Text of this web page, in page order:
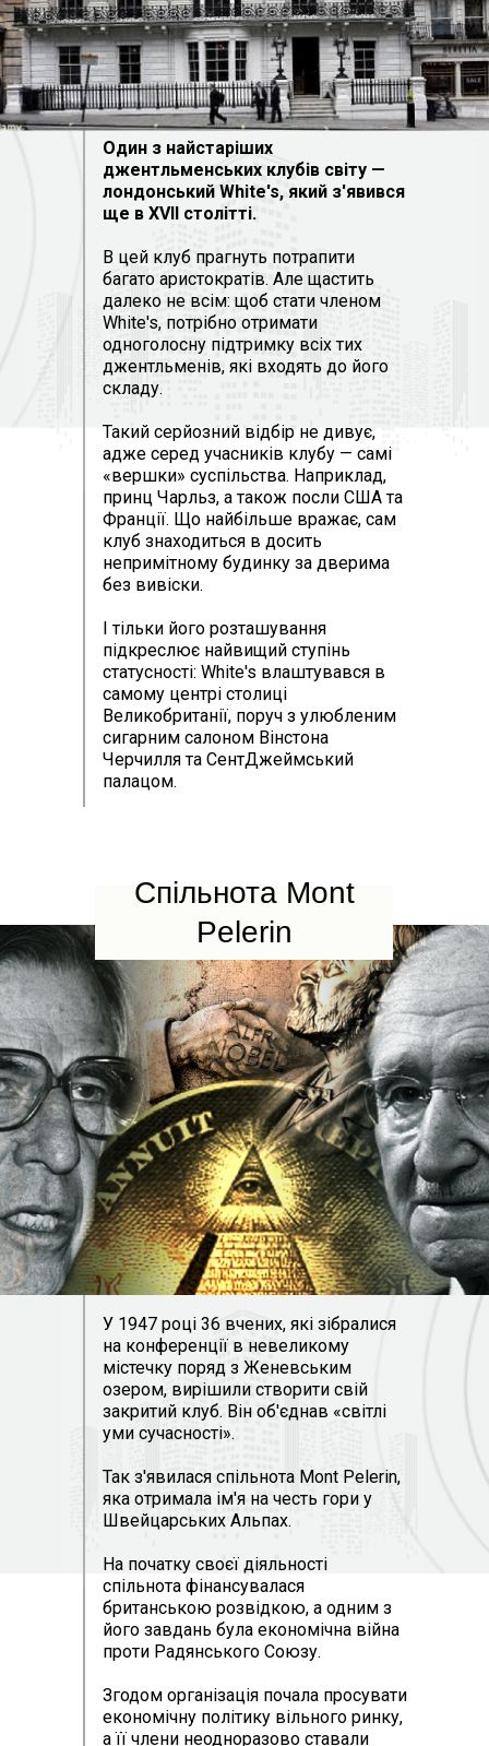
Один з найстаріших
джентльменських клубів світу —
лондонський White's, який з'явився
ще в XVII столітті.
В цей клуб прагнуть потрапити
багато аристократів. Але щастить
далеко не всім: щоб стати членом
White's, потрібно отримати
одноголосну підтримку всіх тих
джентльменів, які входять до його
складу.
Такий серйозний відбір не дивує,
адже серед учасників клубу — самі
«вершки» суспільства. Наприклад,
принц Чарльз, а також посли США та
Франції. Що найбільше вражає, сам
клуб знаходиться в досить
непримітному будинку за дверима
без вивіски.
І тільки його розташування
підкреслює найвищий ступінь
статусності: White's влаштувався в
самому центрі столиці
Великобританії, поруч з улюбленим
сигарним салоном Вінстона
Черчилля та СентДжеймський
палацом.
У 1947 році 36 вчених, які зібралися
на конференції в невеликому
містечку поряд з Женевським
озером, вирішили створити свій
закритий клуб. Він об'єднав «світлі
уми сучасності».
Так з'явилася спільнота Mont Pelerin,
яка отримала ім'я на честь гори у
Швейцарських Альпах.
На початку своєї діяльності
спільнота фінансувалася
британською розвідкою, а одним з
його завдань була економічна війна
проти Радянського Союзу.
Згодом організація почала просувати
економічну політику вільного ринку,
а її члени неодноразово ставали
Спільнота Mont
Pelerin